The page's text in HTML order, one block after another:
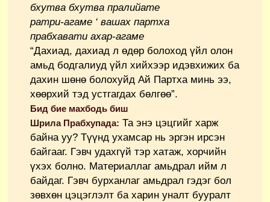
бхутва бхутва пралийате
ратри-агаме ‘ вашах партха
прабхавати ахар-агаме
“Дахиад, дахиад л өдөр болоход үйл олон
амьд бодгалиуд үйл хийхээр идэвхижих ба
дахин шөнө болохуйд Ай Партха минь ээ,
хөөрхий тэд устгагдах бөлгөө”.
Бид бие махбодь биш
Шрила Прабхупада: Та энэ цэцгийг харж
байна уу? Түүнд ухамсар нь эргэн ирсэн
байгааг. Гэвч удахгүй тэр хатаж, хорчийн
үхэх болно. Материаллаг амьдрал ийм л
байдаг. Гэвч бурханлаг амьдрал гэдэг бол
зөвхөн цэцэглэлт ба харин уналт бууралт